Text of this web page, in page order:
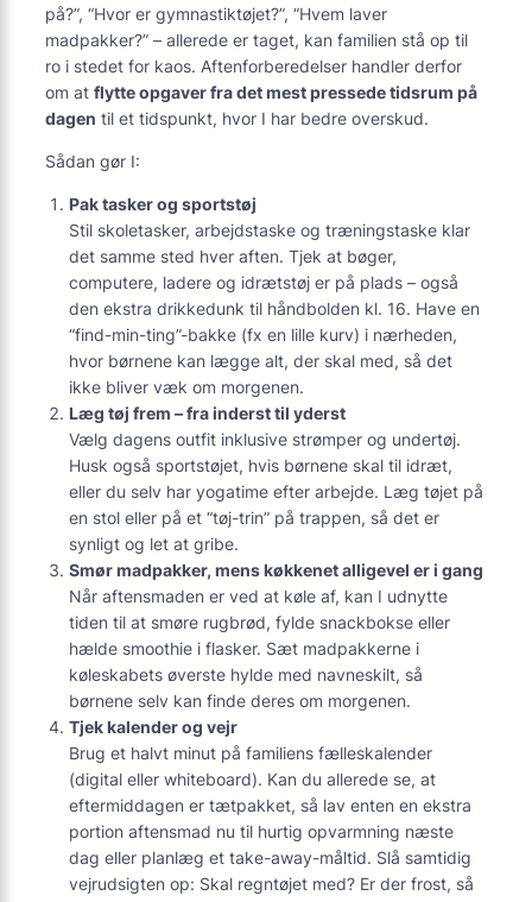
på?”, “Hvor er gymnastiktøjet?”, “Hvem laver
madpakker?” – allerede er taget, kan familien stå op til
ro i stedet for kaos. Aftenforberedelser handler derfor
om at flytte opgaver fra det mest pressede tidsrum på
dagen til et tidspunkt, hvor I har bedre overskud.
Sådan gør I:
Pak tasker og sportstøj
Stil skoletasker, arbejdstaske og træningstaske klar
det samme sted hver aften. Tjek at bøger,
computere, ladere og idrætstøj er på plads – også
den ekstra drikkedunk til håndbolden kl. 16. Have en
“find-min-ting”-bakke (fx en lille kurv) i nærheden,
hvor børnene kan lægge alt, der skal med, så det
ikke bliver væk om morgenen.
Læg tøj frem – fra inderst til yderst
Vælg dagens outfit inklusive strømper og undertøj.
Husk også sportstøjet, hvis børnene skal til idræt,
eller du selv har yogatime efter arbejde. Læg tøjet på
en stol eller på et “tøj-trin” på trappen, så det er
synligt og let at gribe.
Smør madpakker, mens køkkenet alligevel er i gang
Når aftensmaden er ved at køle af, kan I udnytte
tiden til at smøre rugbrød, fylde snackbokse eller
hælde smoothie i flasker. Sæt madpakkerne i
køleskabets øverste hylde med navneskilt, så
børnene selv kan finde deres om morgenen.
Tjek kalender og vejr
Brug et halvt minut på familiens fælleskalender
(digital eller whiteboard). Kan du allerede se, at
eftermiddagen er tætpakket, så lav enten en ekstra
portion aftensmad nu til hurtig opvarmning næste
dag eller planlæg et take-away-måltid. Slå samtidig
vejrudsigten op: Skal regntøjet med? Er der frost, så